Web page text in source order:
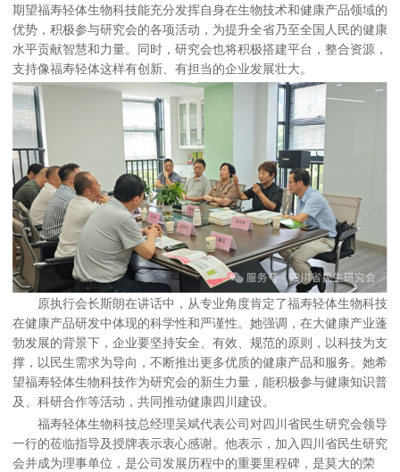
期望福寿轻体生物科技能充分发挥自身在生物技术和健康产品领域的
优势，积极参与研究会的各项活动，为提升全省乃至全国人民的健康
水平贡献智慧和力量。同时，研究会也将积极搭建平台，整合资源，
支持像福寿轻体这样有创新、有担当的企业发展壮大。
原执行会长斯朗在讲话中，从专业角度肯定了福寿轻体生物科技
在健康产品研发中体现的科学性和严谨性。她强调，在大健康产业蓬
勃发展的背景下，企业要坚持安全、有效、规范的原则，以科技为支
撑，以民生需求为导向，不断推出更多优质的健康产品和服务。她希
望福寿轻体生物科技作为研究会的新生力量，能积极参与健康知识普
及、科研合作等活动，共同推动健康四川建设。
福寿轻体生物科技总经理吴斌代表公司对四川省民生研究会领导
一行的莅临指导及授牌表示衷心感谢。他表示，加入四川省民生研究
会并成为理事单位，是公司发展历程中的重要里程碑，是莫大的荣